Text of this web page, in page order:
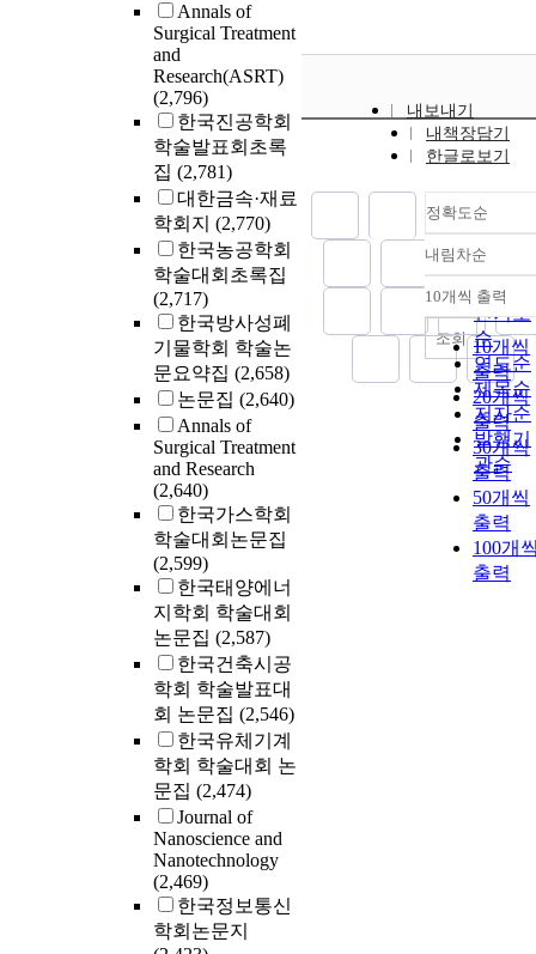
Annals of
Surgical Treatment
and
Research(ASRT)
(2,796)
한국진공학회
학술발표회초록
집 (2,781)
대한금속·재료
학회지 (2,770)
한국농공학회
학술대회초록집
(2,717)
한국방사성폐
기물학회 학술논
문요약집 (2,658)
논문집 (2,640)
Annals of
Surgical Treatment
and Research
(2,640)
한국가스학회
학술대회논문집
(2,599)
한국태양에너
지학회 학술대회
논문집 (2,587)
한국건축시공
학회 학술발표대
회 논문집 (2,546)
한국유체기계
학회 학술대회 논
문집 (2,474)
Journal of
Nanoscience and
Nanotechnology
(2,469)
한국정보통신
학회논문지
내보내기
내책장담기
한글로보기
정확도순
정확도
순
인기도
순
연도순
제목순
저자순
발행기
관순
내림차순
내림차
10개씩 출력
10개씩
출력
20개씩
출력
30개씩
출력
50개씩
출력
100개
출력
조회